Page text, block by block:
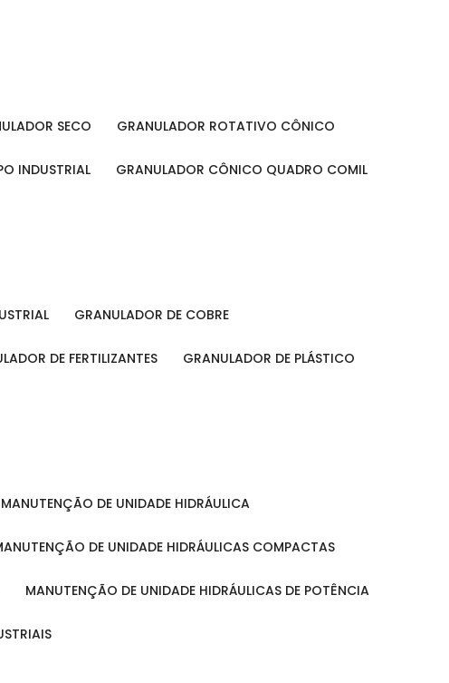
SECO GRANULADOR ROTATIVO CÔNICO
INDUSTRIAL GRANULADOR CÔNICO QUADRO COMIL
GRANULADOR DE COBRE
DE FERTILIZANTES GRANULADOR DE PLÁSTICO
MANUTENÇÃO DE UNIDADE HIDRÁULICA
MANUTENÇÃO DE UNIDADE HIDRÁULICAS COMPACTAS
MANUTENÇÃO DE UNIDADE HIDRÁULICAS DE POTÊNCIA